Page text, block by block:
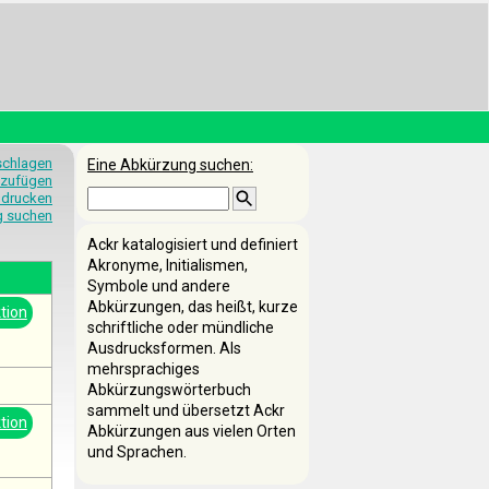
suchen
Eine Abkürzung suchen:
Ackr katalogisiert und definiert
Akronyme, Initialismen,
Symbole und andere
Abkürzungen, das heißt, kurze
schriftliche oder mündliche
Ausdrucksformen. Als
mehrsprachiges
Abkürzungswörterbuch
sammelt und übersetzt Ackr
Abkürzungen aus vielen Orten
und Sprachen.